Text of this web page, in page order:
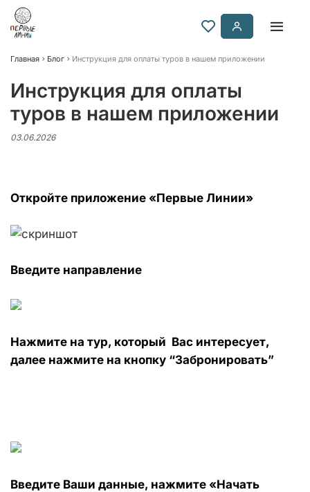
Главная Блог Инструкция для оплаты туров в нашем приложении
Инструкция для оплаты
туров в нашем приложении
03.06.2026
Откройте приложение «Первые Линии»
Введите направление
Нажмите на тур, который Вас интересует,
далее нажмите на кнопку “Забронировать”
Введите Ваши данные, нажмите «Начать